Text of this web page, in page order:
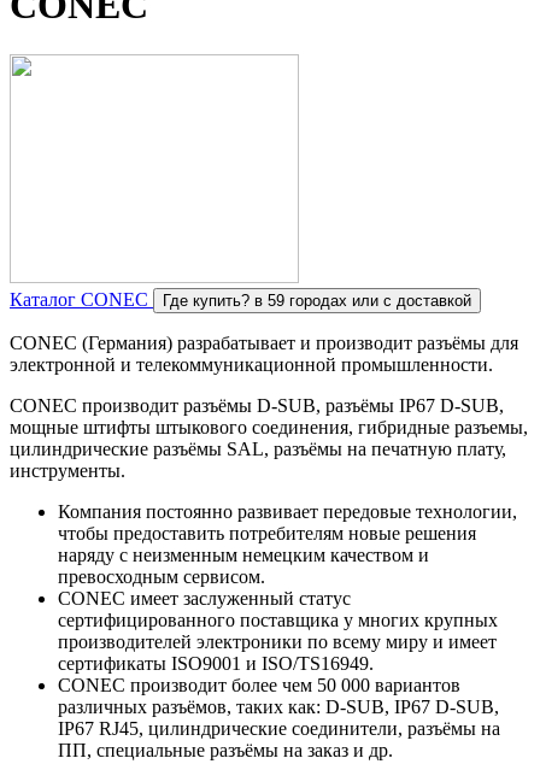
Каталог CONEC Где купить? в 59 городах или с доставкой
CONEC (Германия) разрабатывает и производит разъёмы для
электронной и телекоммуникационной промышленности.
CONEC производит разъёмы D-SUB, разъёмы IP67 D-SUB,
мощные штифты штыкового соединения, гибридные разъемы,
цилиндрические разъёмы SAL, разъёмы на печатную плату,
инструменты.
Компания постоянно развивает передовые технологии,
чтобы предоставить потребителям новые решения
наряду с неизменным немецким качеством и
превосходным сервисом.
CONEC имеет заслуженный статус
сертифицированного поставщика у многих крупных
производителей электроники по всему миру и имеет
сертификаты ISO9001 и ISO/TS16949.
CONEC производит более чем 50 000 вариантов
различных разъёмов, таких как: D-SUB, IP67 D-SUB,
IP67 RJ45, цилиндрические соединители, разъёмы на
ПП, специальные разъёмы на заказ и др.